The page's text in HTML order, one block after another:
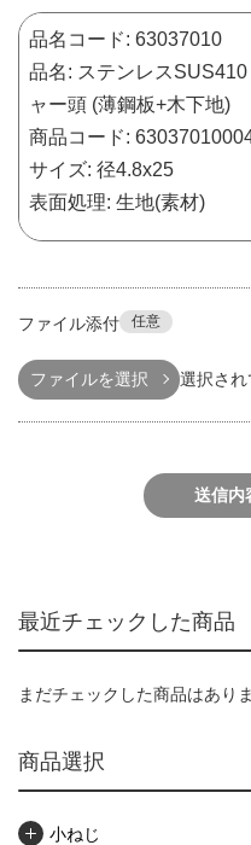
ファイル添付 任意
ファイルを選択 選択さ
送信内
最近チェックした商品
まだチェックした商品はあり
商品選択
小ねじ